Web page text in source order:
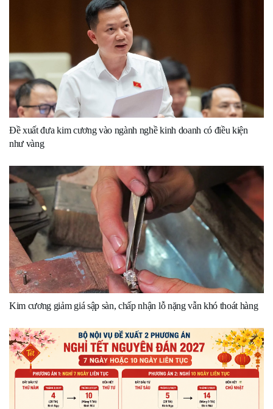
Đề xuất đưa kim cương vào ngành nghề kinh doanh có điều kiện
như vàng
Kim cương giảm giá sập sàn, chấp nhận lỗ nặng vẫn khó thoát hàng